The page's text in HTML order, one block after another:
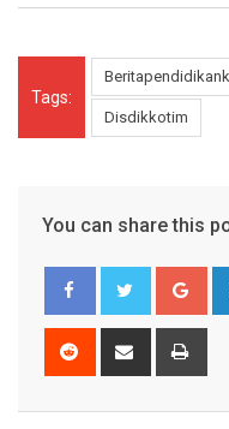
Tags:
Disdikkotim
You can share this
Reddit
Share